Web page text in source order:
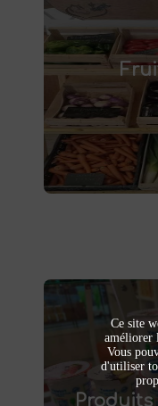
fruits et
et savourez
cultivés
des
produits
. Yaourts
Ce site
améliorer
Vous
d'utiliser